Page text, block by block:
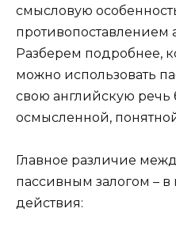
смысловую
противопоставлением
Разберем подробнее,
можно использовать
свою английскую речь
осмысленной,
Главное различие
пассивным залогом – в
действия: